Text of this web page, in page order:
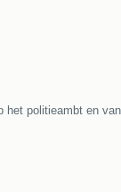
politieambt en